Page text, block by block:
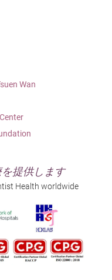
Wan
提供します
Health worldwide